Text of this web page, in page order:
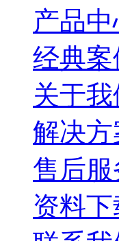
产品
经典案
关于我
解决方
售后服
资料下